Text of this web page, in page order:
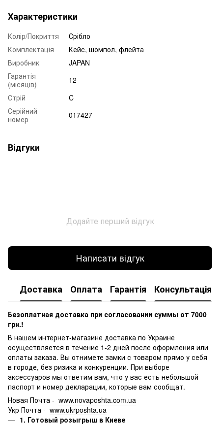
Характеристики
Колір/Покриття
Срібло
Комплектація
Кейс, шомпол, флейта
Виробник
JAPAN
Гарантія
(місяців)
12
Стрій
C
Серійний
номер
017427
Відгуки
Додайте перший відгук
Написати відгук
Доставка Оплата Гарантія Консультація
Безоплатная доставка при согласовании суммы от 7000
грн.!
В нашем интернет-магазине доставка по Украине
осуществляется в течение 1-2 дней после оформления или
оплаты заказа. Вы отнимете замки с товаром прямо у себя
в городе, без ризика и конкуренции. При выборе
аксессуаров мы ответим вам, что у вас есть небольшой
паспорт и номер декларации, которые вам сообщат.
Новая Почта - www.novaposhta.com.ua
Укр Почта - www.ukrposhta.ua
1. Готовый розыгрыш в Киеве